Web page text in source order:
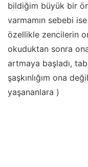
bildiğim büyük bir
varmamın sebebi
özellikle zencilerin
okuduktan sonra
artmaya başladı,
şaşkınlığım ona
yaşananlara )